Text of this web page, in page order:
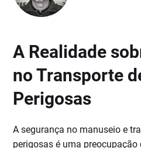
A Realidade
no Transporte
Perigosas
A segurança no manuseio e
perigosas é uma preocupação